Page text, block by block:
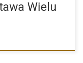
Wielu